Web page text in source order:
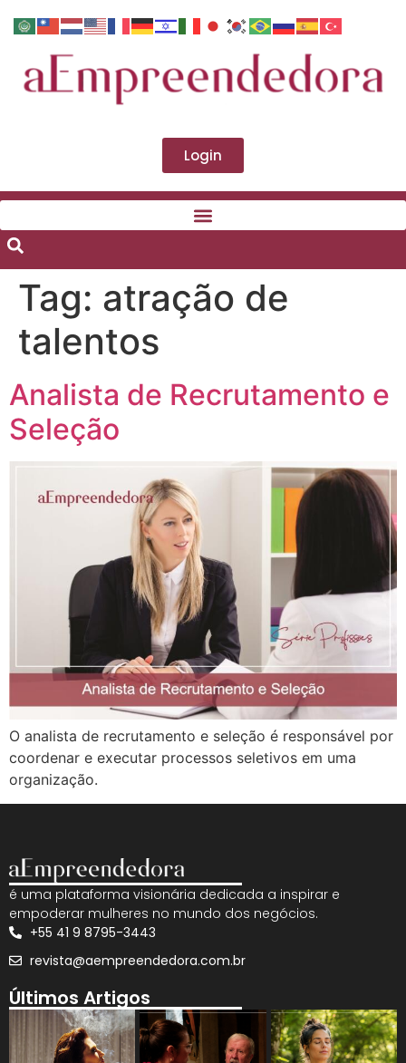
Login
Tag: atração de
talentos
Analista de Recrutamento e
Seleção
O analista de recrutamento e seleção é responsável por
coordenar e executar processos seletivos em uma
organização.
é uma plataforma visionária dedicada a inspirar e
empoderar mulheres no mundo dos negócios.
+55 41 9 8795-3443
revista@aempreendedora.com.br
Últimos Artigos